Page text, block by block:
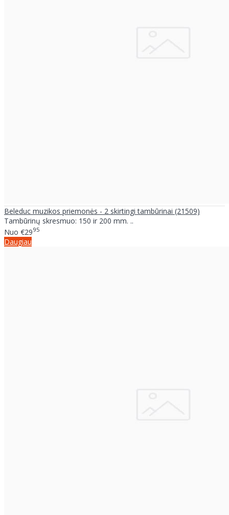
Beleduc muzikos priemonės - 2 skirtingi tambūrinai (21509)
Tambūrinų skresmuo: 150 ir 200 mm. ..
Nuo €2995
Daugiau